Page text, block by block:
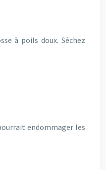
à poils doux. Séchez
endommager les